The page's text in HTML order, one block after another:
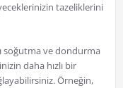
tazeliklerini
soğutma ve dondurma
daha hızlı bir
Örneğin,